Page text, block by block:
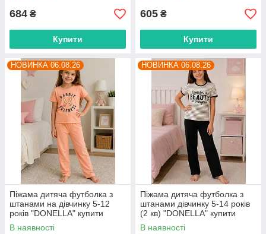
684 ₴
Купити
605 ₴
Купити
НОВИНКА 06.08.26
Піжама дитяча футболка з
штанами на дівчинку 5-12
років "DONELLA" купити
гуртом в Одесі на 7 км
В наявності
НОВИНКА 06.08.26
Піжама дитяча футболка з
штанами дівчинку 5-14 років
(2 кв) "DONELLA" купити
гуртом в Одесі на 7 км
В наявності